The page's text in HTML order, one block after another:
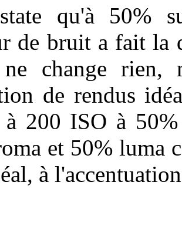
qu'à 50%
de bruit a fait la
ne change
de rendus
200 ISO à
et 50% luma
à